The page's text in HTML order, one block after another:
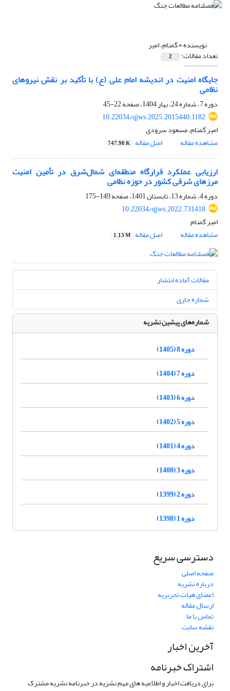
نویسنده =گمنام، امیر
تعداد مقالات: 2
جایگاه امنیت در اندیشه امام علی (ع) با تأکید بر نقش نیروهای
نظامی
دوره 7، شماره 24، بهار 1404، صفحه
22-45
10.22034/qjws.2025.2015440.1182
امیر گمنام، مسعود سرودی
مشاهده مقاله
اصل مقاله 747.98 K
ارزیابی عملکرد قرارگاه منطقه‌ای شمال‌شرق در تأمین امنیت
مرزهای شرقی کشور در حوزه نظامی
دوره 4، شماره 13، تابستان 1401، صفحه
149-175
10.22034/qjws.2022.731418
امیر گمنام
مشاهده مقاله
اصل مقاله 1.13 M
مقالات آماده انتشار
شماره جاری
شماره‌های پیشین نشریه
دوره 8 (1405)
دوره 7 (1404)
دوره 6 (1403)
دوره 5 (1402)
دوره 4 (1401)
دوره 3 (1400)
دوره 2 (1399)
دوره 1 (1398)
دسترسی سریع
صفحه اصلی
درباره نشریه
اعضای هیات تحریریه
ارسال مقاله
تماس با ما
نقشه سایت
آخرین اخبار
اشتراک خبرنامه
برای دریافت اخبار و اطلاعیه های مهم نشریه در خبرنامه نشریه مشترک